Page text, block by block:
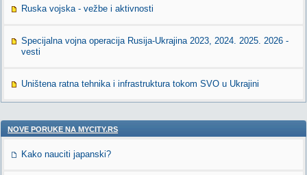
Ruska vojska - vežbe i aktivnosti
Specijalna vojna operacija Rusija-Ukrajina 2023, 2024. 2025. 2026 -
vesti
Uništena ratna tehnika i infrastruktura tokom SVO u Ukrajini
NOVE PORUKE NA MYCITY.RS
Kako nauciti japanski?